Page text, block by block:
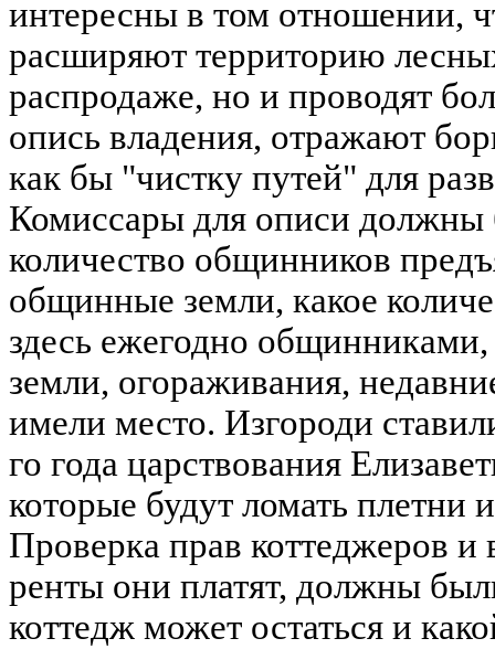
интересны в том отношении,
расширяют территорию
распродаже, но и проводят
опись владения, отражают
как бы "чистку путей" для
Комиссары для описи должны
количество общинников
общинные земли, какое
здесь ежегодно
земли, огораживания,
имели место. Изгороди
го года царствования
которые будут ломать плетни
Проверка прав коттеджеров и
ренты они платят, должны
коттедж может остаться и